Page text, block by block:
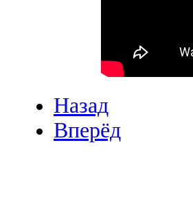
Назад
Вперёд